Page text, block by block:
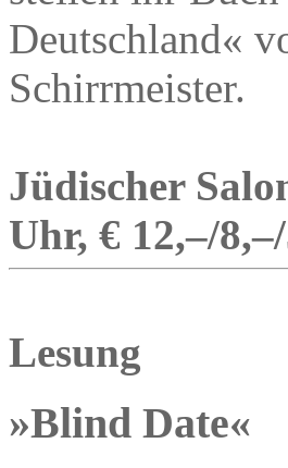
Deutschland«
Schirrmeister.
Jüdischer
Uhr, € 12,–/
Lesung
»Blind Date«